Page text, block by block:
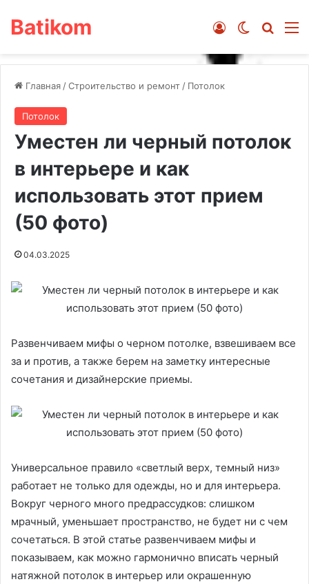
Batikom Switch skin
Войти
Главная /Строительство и ремонт / Потолок
Потолок
Уместен ли черный потолок
в интерьере и как
использовать этот прием
(50 фото)
04.03.2025
Развенчиваем мифы о черном потолке, взвешиваем все
за и против, а также берем на заметку интересные
сочетания и дизайнерские приемы.
Универсальное правило «светлый верх, темный низ»
работает не только для одежды, но и для интерьера.
Вокруг черного много предрассудков: слишком
мрачный, уменьшает пространство, не будет ни с чем
сочетаться. В этой статье развенчиваем мифы и
показываем, как можно гармонично вписать черный
натяжной потолок в интерьер или окрашенную